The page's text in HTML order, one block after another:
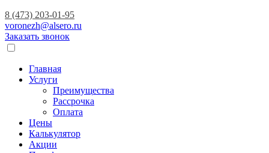
8 (473) 203-01-95
voronezh@alsero.ru
Заказать звонок
Главная
Услуги
Преимущества
Рассрочка
Оплата
Цены
Калькулятор
Акции